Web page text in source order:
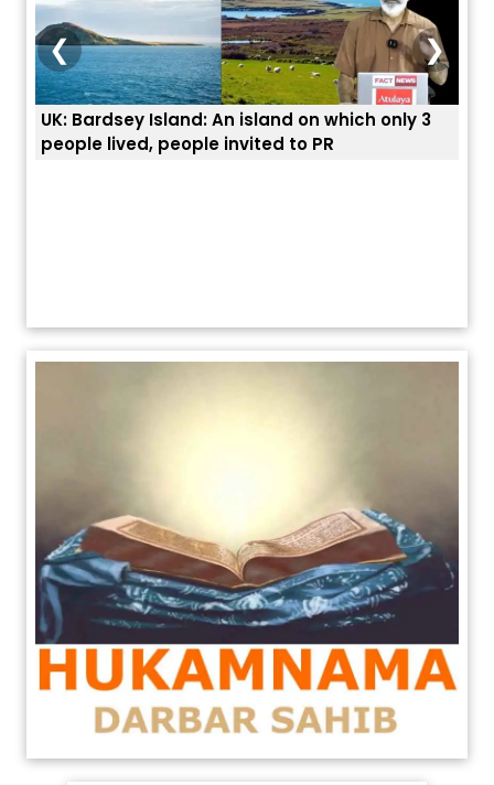
UK: Bardsey Island: An island on which only 3
people lived, people invited to PR
❮ ❯